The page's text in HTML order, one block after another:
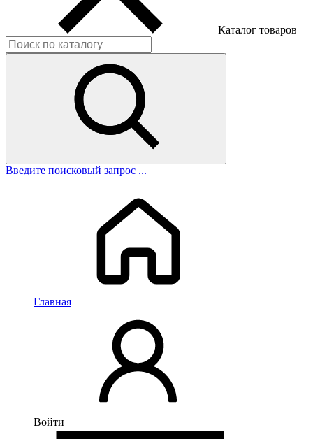
Каталог товаров
Введите поисковый запрос ...
Главная
Войти